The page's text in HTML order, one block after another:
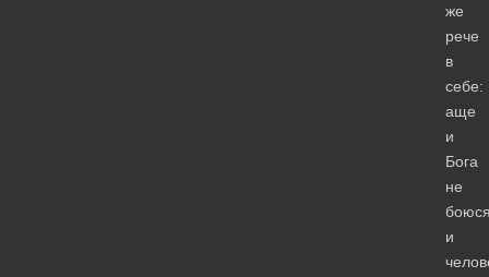
же
рече
в
себе:
аще
и
Бога
не
и